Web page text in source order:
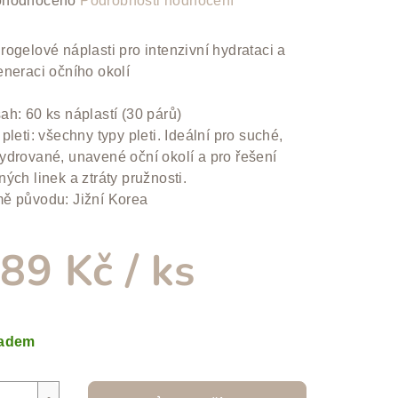
náplasti pro intenzivní hydrataci a
očního okolí
60 ks náplastí (30 párů)
pleti: všechny typy pleti. Ideální pro suché,
unavené oční okolí a pro řešení
linek a ztráty pružnosti.
původu: Jižní Korea
Kč/ ks